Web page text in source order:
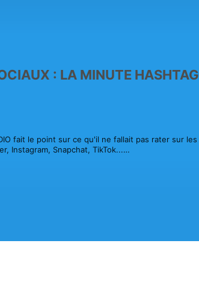
: LA MINUTE HASHTAG
fait le point sur ce qu'il ne fallait pas rater sur les
Instagram, Snapchat, TikTok...
réponse avec la minute hashtag, un podcat ACTIV
la Loire.